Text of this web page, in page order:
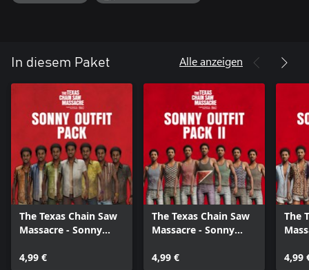
In diesem Paket Alle anzeigen
The Texas Chain Saw
Massacre - Sonny
4,99 €
The Texas Chain Saw
Massacre - Sonny
4,99 €
The
4,99